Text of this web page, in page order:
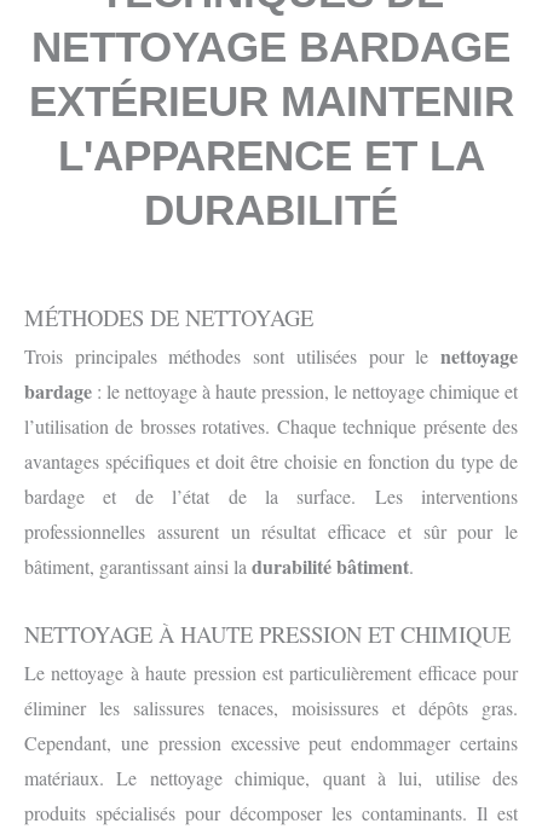
NETTOYAGE BARDAGE
EXTÉRIEUR MAINTENIR
L'APPARENCE ET LA
DURABILITÉ
MÉTHODES DE NETTOYAGE
Trois principales méthodes sont utilisées pour le nettoyage
bardage : le nettoyage à haute pression, le nettoyage chimique et
l’utilisation de brosses rotatives. Chaque technique présente des
avantages spécifiques et doit être choisie en fonction du type de
bardage et de l’état de la surface. Les interventions
professionnelles assurent un résultat efficace et sûr pour le
bâtiment, garantissant ainsi la durabilité bâtiment.
NETTOYAGE À HAUTE PRESSION ET CHIMIQUE
Le nettoyage à haute pression est particulièrement efficace pour
éliminer les salissures tenaces, moisissures et dépôts gras.
Cependant, une pression excessive peut endommager certains
matériaux. Le nettoyage chimique, quant à lui, utilise des
produits spécialisés pour décomposer les contaminants. Il est